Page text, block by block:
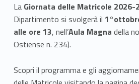
n
a
t
a
La Giornata delle Matricole 2026-
Dipartimento si svolgerà il
alle ore 13, nell’Aula Magna della
Ostiense n. 234).
Scopri il programma e gli